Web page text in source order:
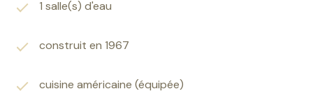
cave et un casier à skis complètent ce bien.
dès aujourd'hui pour organiser une visite et découvrir
À proximité, vous trouverez le Centre de la station et
1 salle(s) d'eau
construit en 1967
cuisine américaine (équipée)